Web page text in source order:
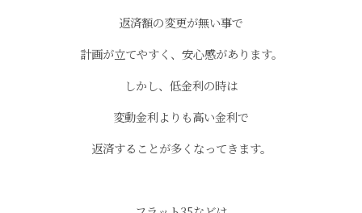
返済額の変更が無い事で
計画が立てやすく、安心感があります。
しかし、低金利の時は
変動金利よりも高い金利で
返済することが多くなってきます。